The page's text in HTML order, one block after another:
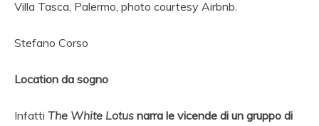
Villa Tasca, Palermo, photo courtesy Airbnb.
Stefano Corso
Location da sogno
Infatti The White Lotus narra le vicende di un gruppo di